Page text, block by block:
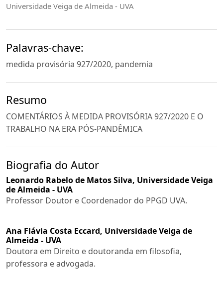
Universidade Veiga de Almeida - UVA
Palavras-chave:
medida provisória 927/2020, pandemia
Resumo
COMENTÁRIOS À MEDIDA PROVISÓRIA 927/2020 E O
TRABALHO NA ERA PÓS-PANDÊMICA
Biografia do Autor
Leonardo Rabelo de Matos Silva, Universidade Veiga
de Almeida - UVA
Professor Doutor e Coordenador do PPGD UVA.
Ana Flávia Costa Eccard, Universidade Veiga de
Almeida - UVA
Doutora em Direito e doutoranda em filosofia,
professora e advogada.